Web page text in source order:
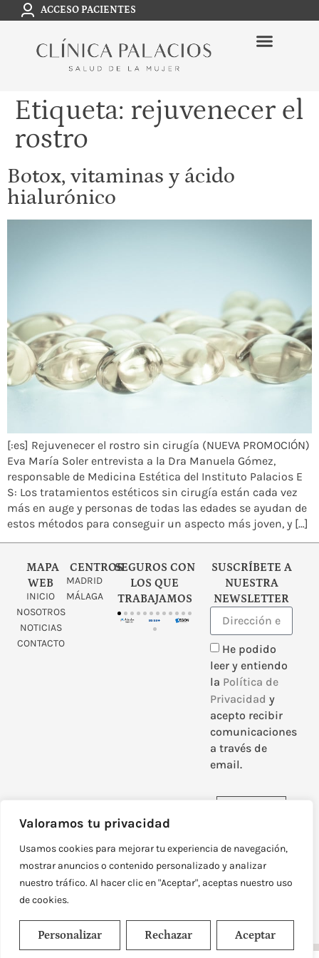
Valoramos tu privacidad
Usamos cookies para mejorar tu experiencia de navegación,
mostrar anuncios o contenido personalizado y analizar
nuestro tráfico. Al hacer clic en "Aceptar", aceptas nuestro uso
de cookies.
Personalizar Rechazar Aceptar
ACCESO PACIENTES
Etiqueta: rejuvenecer el
rostro
Botox, vitaminas y ácido
hialurónico
[:es] Rejuvenecer el rostro sin cirugía (NUEVA PROMOCIÓN)
Eva María Soler entrevista a la Dra Manuela Gómez,
responsable de Medicina Estética del Instituto Palacios E
S: Los tratamientos estéticos sin cirugía están cada vez
más en auge y personas de todas las edades se ayudan de
estos métodos para conseguir un aspecto más joven, y […]
MAPA
WEB
INICIO
NOSOTROS
NOTICIAS
CONTACTO
CENTROS
MADRID
MÁLAGA
SEGUROS CON
LOS QUE
TRABAJAMOS
SUSCRÍBETE A
NUESTRA
NEWSLETTER
He podido
leer y entiendo
la Política de
Privacidad y
acepto recibir
comunicaciones
a través de
email.
© TODOS LOS DERECHOS RESERVADOS
AVISO LEGAL